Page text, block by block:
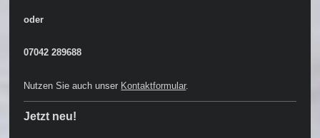
oder
07042 289688
Nutzen Sie auch unser Kontaktformular.
Jetzt neu!